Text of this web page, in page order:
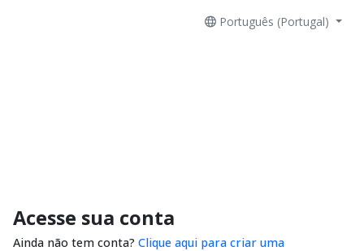
Português (Portugal)
Acesse sua conta
Ainda não tem conta? Clique aqui para criar uma